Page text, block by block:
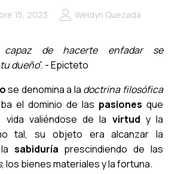
15, 2023 Weldyn Quezada
capaz de hacerte enfadar se
dueño”. - Epicteto
se denomina a la doctrina filosófica
el dominio de las pasiones que
vida valiéndose de la virtud y la
tal, su objeto era alcanzar la
sabiduría prescindiendo de las
, los bienes materiales y la fortuna.